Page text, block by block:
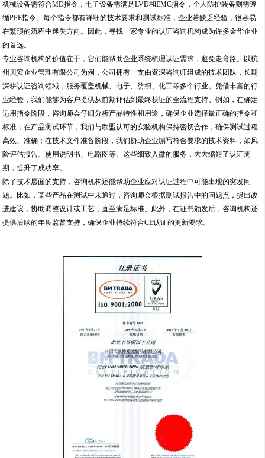
机械设备需符合MD指令，电子设备需满足LVD和EMC指令，个人防护装备则需遵
循PPE指令。每个指令都有详细的技术要求和测试标准，企业若缺乏经验，很容易
在繁琐的流程中迷失方向。因此，寻找一家专业的认证咨询机构成为许多金华企业
的首选。
专业咨询机构的价值在于，它们能帮助企业系统梳理认证需求，避免走弯路。以杭
州贝安企业管理有限公司为例，公司拥有一支由资深咨询师组成的技术团队，长期
深耕认证咨询领域，服务覆盖机械、电子、纺织、化工等多个行业。凭借丰富的行
业经验，我们能够为客户提供从前期评估到最终获证的全流程支持。例如，在确定
适用指令阶段，咨询师会仔细分析产品特性和用途，确保企业选择最正确的指令和
标准；在产品测试环节，我们与欧盟认可的实验机构保持密切合作，确保测试过程
高效、准确；在技术文件准备阶段，我们协助企业编写符合要求的技术资料，如风
险评估报告、使用说明书、电路图等。这些细致入微的服务，大大缩短了认证周
期，提升了成功率。
除了技术层面的支持，咨询机构还能帮助企业应对认证过程中可能出现的突发问
题。比如，某些产品在测试中未通过，咨询师会根据测试报告中的问题点，提出改
进建议，协助调整设计或工艺，直至满足标准。此外，在证书颁发后，咨询机构还
提供后续的年度监督支持，确保企业持续符合CE认证的更新要求。